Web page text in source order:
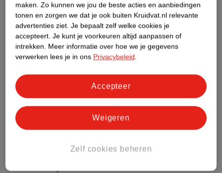
Nature Impact Score
Dit product heeft (nog) geen Nature
Impact Score.
Meer informatie
Bestel & Bezorginformatie
Bekijk ook
Jimmy Choo Alle Damesparfum
Hoe controleren wij de reviews?
maken. Zo kunnen we jou de beste acties en aanbiedingen
tonen en zorgen we dat je ook buiten Kruidvat.nl relevante
advertenties ziet. Je bepaalt zelf welke cookies je
accepteert. Je kunt je voorkeuren altijd aanpassen of
intrekken. Meer informatie over hoe we je gegevens
verwerken lees je in ons Privacybeleid.
Zelf cookies beheren
Weigeren
Accepteer